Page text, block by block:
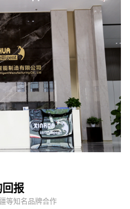
程
配套设备
明 设备
说
明
选配
立体桶
库
选
配
配
上盖理 选
配
码机
报
等知名品牌合作